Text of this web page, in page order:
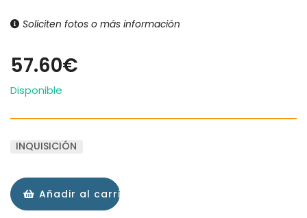
Soliciten fotos o más información
57.60€
Disponible
INQUISICIÓN
Añadir al carrito